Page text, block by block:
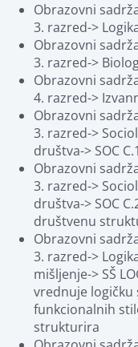
Obrazovni
3. razred->
Obrazovni
3. razred->
Obrazovni
4. razred->
Obrazovni
3. razred->
društva-> SOC
Obrazovni
3. razred->
društva-> SOC
društvenu
Obrazovni
3. razred->
mišljenje-> SŠ
vrednuje
funkcionalnih
strukturira